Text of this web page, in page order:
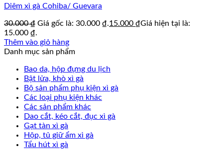
Diêm xì gà Cohiba/ Guevara
30.000₫ Giá gốc là: 30.000 ₫.15.000 ₫Giá hiện tại là:
15.000 ₫.
Thêm vào giỏ hàng
Danh mục sản phẩm
Bao da, hộp đựng du lịch
Bật lửa, khò xì gà
Bộ sản phẩm phụ kiện xì gà
Các loại phụ kiện khác
Các sản phẩm khác
Dao cắt, kéo cắt, đục xì gà
Gạt tàn xì gà
Hộp, tủ giữ ẩm xì gà
Tẩu hút xì gà